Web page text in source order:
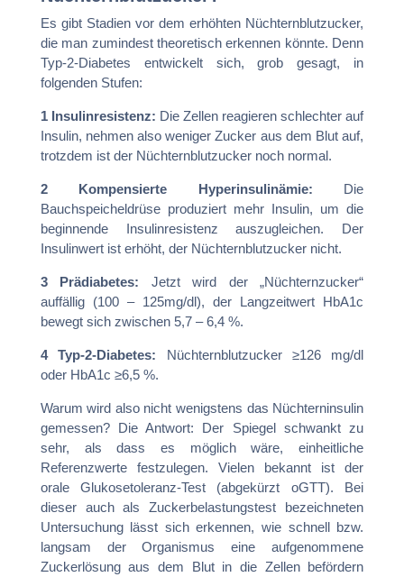
Es gibt Stadien vor dem erhöhten Nüchternblutzucker,
die man zumindest theoretisch erkennen könnte. Denn
Typ-2-Diabetes entwickelt sich, grob gesagt, in
folgenden Stufen:
1 Insulinresistenz: Die Zellen reagieren schlechter auf
Insulin, nehmen also weniger Zucker aus dem Blut auf,
trotzdem ist der Nüchternblutzucker noch normal.
2 Kompensierte Hyperinsulinämie: Die
Bauchspeicheldrüse produziert mehr Insulin, um die
beginnende Insulinresistenz auszugleichen. Der
Insulinwert ist erhöht, der Nüchternblutzucker nicht.
3 Prädiabetes: Jetzt wird der „Nüchternzucker“
auffällig (100 – 125mg/dl), der Langzeitwert HbA1c
bewegt sich zwischen 5,7 – 6,4 %.
4 Typ-2-Diabetes: Nüchternblutzucker ≥126 mg/dl
oder HbA1c ≥6,5 %.
Warum wird also nicht wenigstens das Nüchterninsulin
gemessen? Die Antwort: Der Spiegel schwankt zu
sehr, als dass es möglich wäre, einheitliche
Referenzwerte festzulegen. Vielen bekannt ist der
orale Glukosetoleranz-Test (abgekürzt oGTT). Bei
dieser auch als Zuckerbelastungstest bezeichneten
Untersuchung lässt sich erkennen, wie schnell bzw.
langsam der Organismus eine aufgenommene
Zuckerlösung aus dem Blut in die Zellen befördern